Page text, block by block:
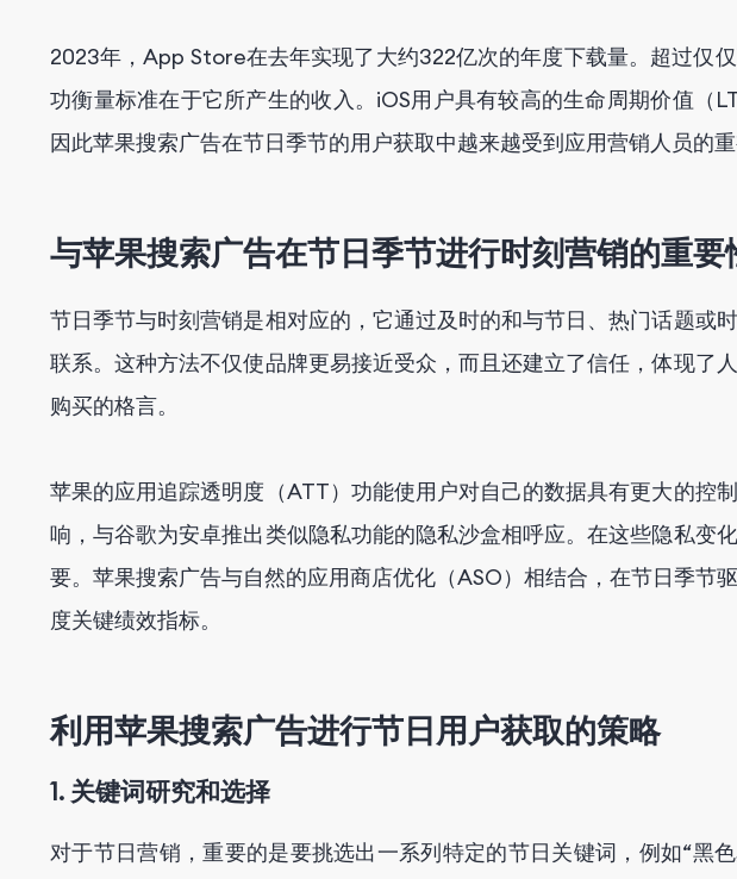
利用人工智能和自动化提升苹果搜索广告活动
2023年，App Store在去年实现了大约322亿次的年度下载量。超过仅
功衡量标准在于它所产生的收入。iOS用户具有较高的生命周期价值（
因此苹果搜索广告在节日季节的用户获取中越来越受到应用营销人员的重
与苹果搜索广告在节日季节进行时刻营销的重要
节日季节与时刻营销是相对应的，它通过及时的和与节日、热门话题或
联系。这种方法不仅使品牌更易接近受众，而且还建立了信任，体现了
购买的格言。
苹果的应用追踪透明度（ATT）功能使用户对自己的数据具有更大的控
响，与谷歌为安卓推出类似隐私功能的隐私沙盒相呼应。在这些隐私变
要。苹果搜索广告与自然的应用商店优化（ASO）相结合，在节日季节
度关键绩效指标。
利用苹果搜索广告进行节日用户获取的策略
1. 关键词研究和选择
对于节日营销，重要的是要挑选出一系列特定的节日关键词，例如“黑